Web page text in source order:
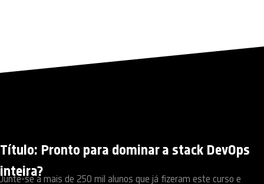
Título: Pronto para dominar a stack DevOps
inteira?
Junte-se a mais de 250 mil alunos que já fizeram este curso e